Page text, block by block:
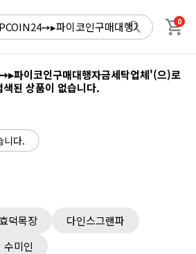
0
파이코인구매대행자금세탁업체'(으)로
색된 상품이 없습니다.
니다.
덕목장
다인스그랜파
수미인